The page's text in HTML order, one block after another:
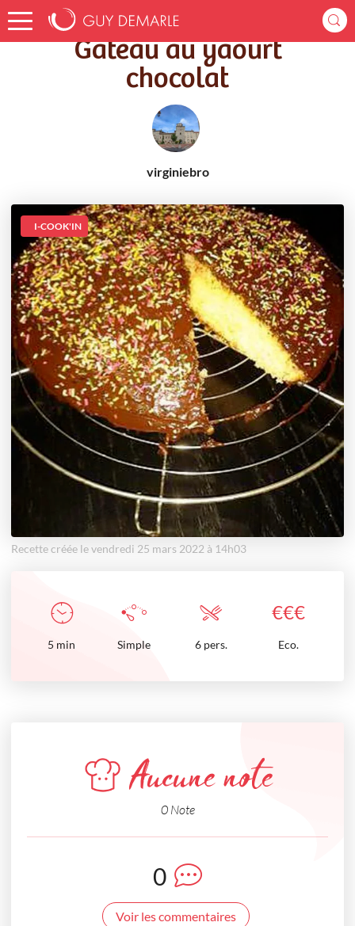
Accueil Recettes Gâteau au yaourt chocolat
Gâteau au yaourt
chocolat
virginiebro
I-COOK'IN
Recette créée le vendredi 25 mars 2022 à 14h03
€€€
5 min Simple 6 pers. Eco.
Aucune note
0 Note
0
Voir les commentaires